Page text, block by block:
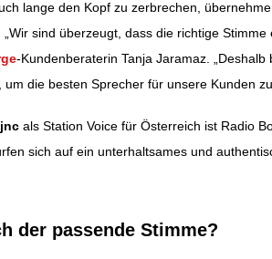
lange den Kopf zu zerbrechen,
sind überzeugt, dass die richtige
-Kundenberaterin Tanja Jaramaz. „Deshalb
die besten Sprecher für unsere Kunden
als Station Voice für Österreich ist Radio
sich auf ein unterhaltsames und
der passende Stimme?